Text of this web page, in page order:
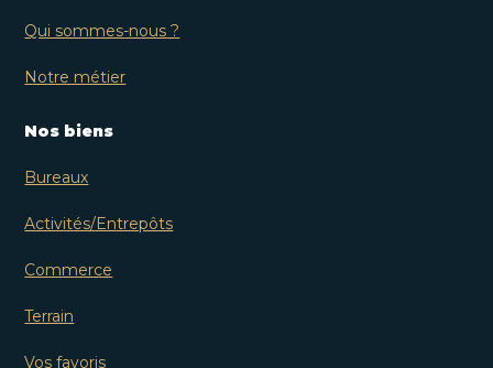
Qui sommes-nous ?
Notre métier
Nos biens
Bureaux
Activités/Entrepôts
Commerce
Terrain
Vos favoris